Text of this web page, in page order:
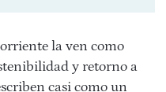
la ven como
y retorno a
casi como un